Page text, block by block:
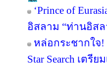
‘Prince of
อิสลาม “ท่านอิส
หล่อกระชากใจ!
Star Search เตรี